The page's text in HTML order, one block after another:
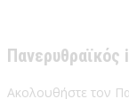
Ακολουθήστε τον